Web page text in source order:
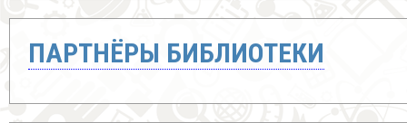
ПАРТНЁРЫ БИБЛИОТЕКИ